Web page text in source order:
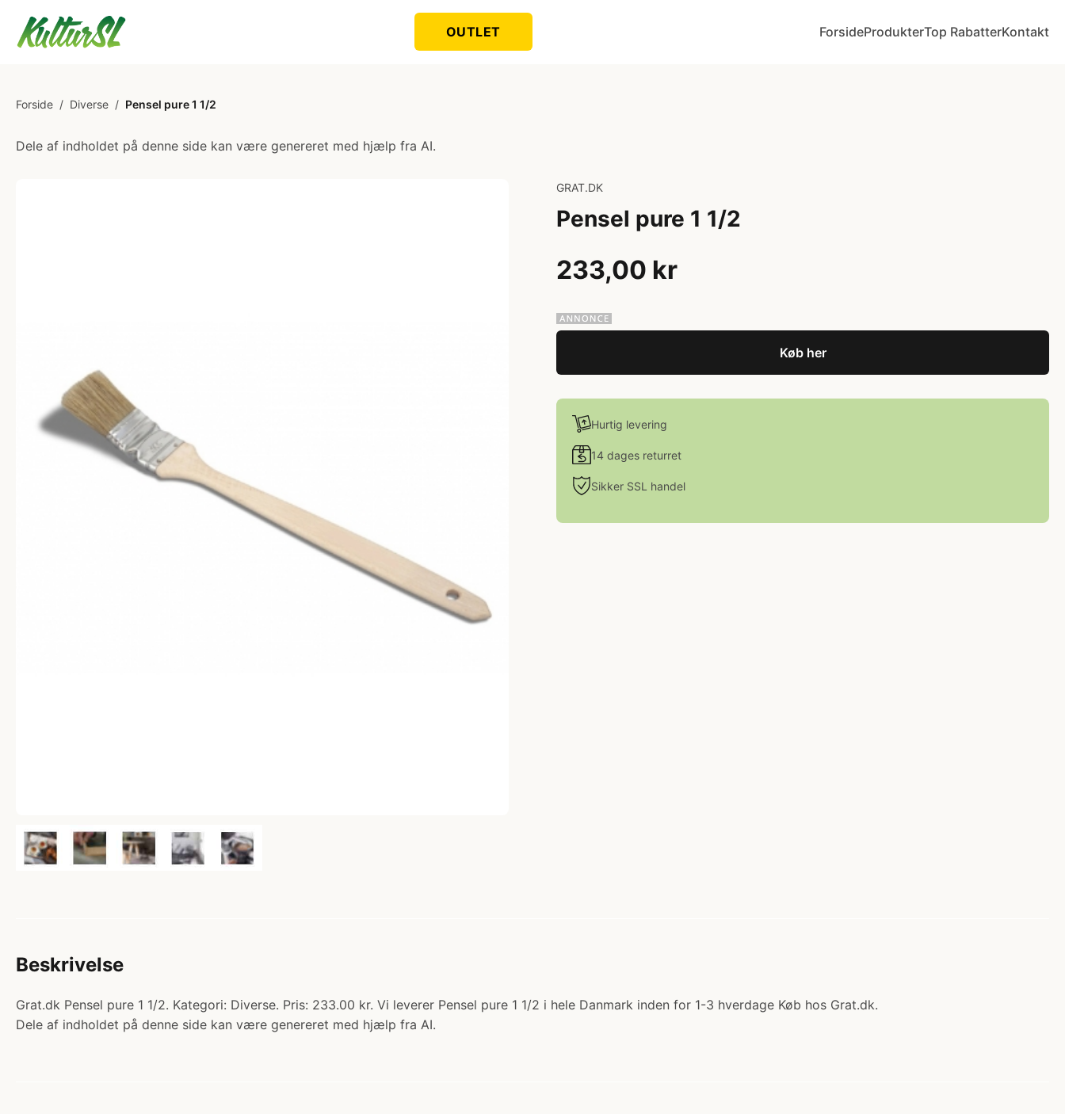
OUTLET ForsideProdukterTop RabatterKontakt
Forside / Diverse / Pensel pure 1 1/2
Dele af indholdet på denne side kan være genereret med hjælp fra AI.
GRAT.DK
Pensel pure 1 1/2
233,00 kr
Køb her
Hurtig levering
14 dages returret
Sikker SSL handel
Beskrivelse
Grat.dk Pensel pure 1 1/2. Kategori: Diverse. Pris: 233.00 kr. Vi leverer Pensel pure 1 1/2 i hele Danmark inden for 1-3 hverdage Køb hos Grat.dk.
Dele af indholdet på denne side kan være genereret med hjælp fra AI.